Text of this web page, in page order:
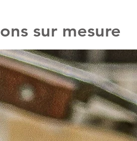
sur mesure